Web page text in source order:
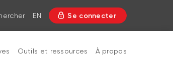
EN Se connecter
Outils et ressources À propos